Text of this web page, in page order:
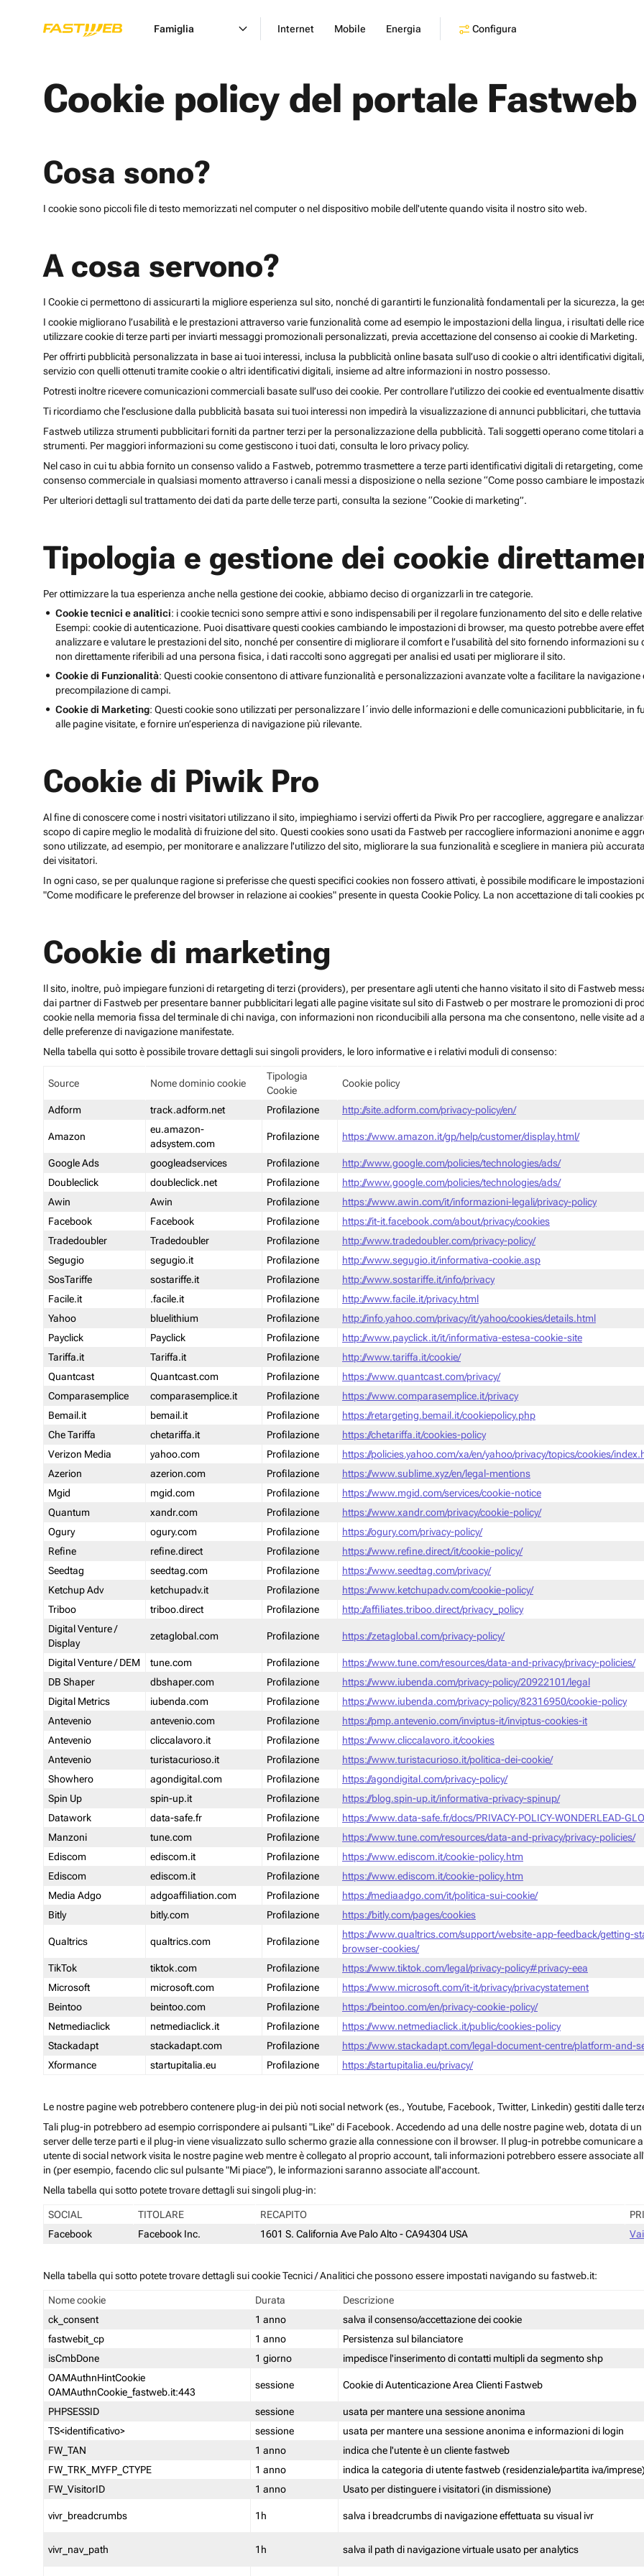
Famiglia Internet Mobile Energia Configura
Cookie policy del portale Fastweb
Cosa sono?
I cookie sono piccoli file di testo memorizzati nel computer o nel dispositivo mobile dell'utente quando visita il nostro sito web.
A cosa servono?
I Cookie ci permettono di assicurarti la migliore esperienza sul sito, nonché di garantirti le funzionalità fondamentali per la sicurezza, la
I cookie migliorano l’usabilità e le prestazioni attraverso varie funzionalità come ad esempio le impostazioni della lingua, i risultati delle
utilizzare cookie di terze parti per inviarti messaggi promozionali personalizzati, previa accettazione del consenso ai cookie di Marketing.
Per offrirti pubblicità personalizzata in base ai tuoi interessi, inclusa la pubblicità online basata sull’uso di cookie o altri identificativi
servizio con quelli ottenuti tramite cookie o altri identificativi digitali, insieme ad altre informazioni in nostro possesso.
Potresti inoltre ricevere comunicazioni commerciali basate sull’uso dei cookie. Per controllare l’utilizzo dei cookie ed eventualmente
Ti ricordiamo che l’esclusione dalla pubblicità basata sui tuoi interessi non impedirà la visualizzazione di annunci pubblicitari, che
Fastweb utilizza strumenti pubblicitari forniti da partner terzi per la personalizzazione della pubblicità. Tali soggetti operano come
strumenti. Per maggiori informazioni su come gestiscono i tuoi dati, consulta le loro privacy policy.
Nel caso in cui tu abbia fornito un consenso valido a Fastweb, potremmo trasmettere a terze parti identificativi digitali di retargeting,
consenso commerciale in qualsiasi momento attraverso i canali messi a disposizione o nella sezione “Come posso cambiare le
Per ulteriori dettagli sul trattamento dei dati da parte delle terze parti, consulta la sezione “Cookie di marketing”.
Tipologia e gestione dei cookie
Per ottimizzare la tua esperienza anche nella gestione dei cookie, abbiamo deciso di organizzarli in tre categorie.
Cookie tecnici e analitici: i cookie tecnici sono sempre attivi e sono indispensabili per il regolare funzionamento del sito e delle
Esempi: cookie di autenticazione. Puoi disattivare questi cookies cambiando le impostazioni di browser, ma questo potrebbe avere
analizzare e valutare le prestazioni del sito, nonché per consentire di migliorare il comfort e l’usabilità del sito fornendo informazioni
non direttamente riferibili ad una persona fisica, i dati raccolti sono aggregati per analisi ed usati per migliorare il sito.
Cookie di Funzionalità: Questi cookie consentono di attivare funzionalità e personalizzazioni avanzate volte a facilitare la
precompilazione di campi.
Cookie di Marketing: Questi cookie sono utilizzati per personalizzare l´invio delle informazioni e delle comunicazioni pubblicitarie, in
alle pagine visitate, e fornire un’esperienza di navigazione più rilevante.
Cookie di Piwik Pro
Al fine di conoscere come i nostri visitatori utilizzano il sito, impieghiamo i servizi offerti da Piwik Pro per raccogliere, aggregare e
scopo di capire meglio le modalità di fruizione del sito. Questi cookies sono usati da Fastweb per raccogliere informazioni anonime e
sono utilizzate, ad esempio, per monitorare e analizzare l'utilizzo del sito, migliorare la sua funzionalità e scegliere in maniera più
dei visitatori.
In ogni caso, se per qualunque ragione si preferisse che questi specifici cookies non fossero attivati, è possibile modificare le
"Come modificare le preferenze del browser in relazione ai cookies" presente in questa Cookie Policy. La non accettazione di tali cookies
Cookie di marketing
Il sito, inoltre, può impiegare funzioni di retargeting di terzi (providers), per presentare agli utenti che hanno visitato il sito di Fastweb
dai partner di Fastweb per presentare banner pubblicitari legati alle pagine visitate sul sito di Fastweb o per mostrare le promozioni di
cookie nella memoria fissa del terminale di chi naviga, con informazioni non riconducibili alla persona ma che consentono, nelle visite
delle preferenze di navigazione manifestate.
Nella tabella qui sotto è possibile trovare dettagli sui singoli providers, le loro informative e i relativi moduli di consenso:
Source Nome dominio cookie
Tipologia
Cookie
Cookie policy
Adform track.adform.net Profilazione http://site.adform.com/privacy-policy/en/
Amazon
eu.amazon-
adsystem.com
Profilazione https://www.amazon.it/gp/help/customer/display.html/
Google Ads googleadservices Profilazione
http://www.google.com/policies/technologies/ads/
Doubleclick
doubleclick.net Profilazione
http://www.google.com/policies/technologies/ads/
Awin
Awin Profilazione
https://www.awin.com/it/informazioni-legali/privacy-policy
Facebook
Facebook Profilazione
https://it-it.facebook.com/about/privacy/cookies
Tradedoubler
Tradedoubler Profilazione
http://www.tradedoubler.com/privacy-policy/
Segugio
segugio.it Profilazione
http://www.segugio.it/informativa-cookie.asp
SosTariffe
sostariffe.it Profilazione
http://www.sostariffe.it/info/privacy
Facile.it
.facile.it Profilazione
http://www.facile.it/privacy.html
Yahoo
bluelithium Profilazione
http://info.yahoo.com/privacy/it/yahoo/cookies/details.html
Payclick
Payclick Profilazione
http://www.payclick.it/it/informativa-estesa-cookie-site
Tariffa.it
Tariffa.it Profilazione
http://www.tariffa.it/cookie/
Quantcast
Quantcast.com Profilazione
https://www.quantcast.com/privacy/
Comparasemplice
comparasemplice.it Profilazione
https://www.comparasemplice.it/privacy
Bemail.it
bemail.it Profilazione
https://retargeting.bemail.it/cookiepolicy.php
Che Tariffa
chetariffa.it Profilazione
https://chetariffa.it/cookies-policy
Verizon Media
yahoo.com Profilazione
https://policies.yahoo.com/xa/en/yahoo/privacy/topics/cookies/
Azerion
azerion.com Profilazione
https://www.sublime.xyz/en/legal-mentions
Mgid
mgid.com Profilazione
https://www.mgid.com/services/cookie-notice
Quantum
xandr.com Profilazione
https://www.xandr.com/privacy/cookie-policy/
Ogury
ogury.com Profilazione
https://ogury.com/privacy-policy/
Refine
refine.direct Profilazione
https://www.refine.direct/it/cookie-policy/
Seedtag
seedtag.com Profilazione
https://www.seedtag.com/privacy/
Ketchup Adv
ketchupadv.it Profilazione
https://www.ketchupadv.com/cookie-policy/
Triboo
triboo.direct Profilazione
http://affiliates.triboo.direct/privacy_policy
Digital Venture /
Display
zetaglobal.com Profilazione https://zetaglobal.com/privacy-policy/
Digital Venture / DEM tune.com Profilazione
https://www.tune.com/resources/data-and-privacy/privacy-policies/
DB Shaper
dbshaper.com Profilazione
https://www.iubenda.com/privacy-policy/20922101/legal
Digital Metrics
iubenda.com Profilazione
https://www.iubenda.com/privacy-policy/82316950/cookie-policy
Antevenio
antevenio.com Profilazione
https://pmp.antevenio.com/inviptus-it/inviptus-cookies-it
Antevenio
cliccalavoro.it Profilazione
https://www.cliccalavoro.it/cookies
Antevenio
turistacurioso.it Profilazione
https://www.turistacurioso.it/politica-dei-cookie/
Showhero
agondigital.com Profilazione
https://agondigital.com/privacy-policy/
Spin Up
spin-up.it Profilazione
https://blog.spin-up.it/informativa-privacy-spinup/
Datawork
data-safe.fr Profilazione
https://www.data-safe.fr/docs/PRIVACY-POLICY-WONDERLEAD-
Manzoni
tune.com Profilazione
https://www.tune.com/resources/data-and-privacy/privacy-policies/
Ediscom
ediscom.it Profilazione
https://www.ediscom.it/cookie-policy.htm
Ediscom
ediscom.it Profilazione
https://www.ediscom.it/cookie-policy.htm
Media Adgo
adgoaffiliation.com Profilazione
https://mediaadgo.com/it/politica-sui-cookie/
Bitly
bitly.com Profilazione https://bitly.com/pages/cookies
Qualtrics qualtrics.com Profilazione
https://www.qualtrics.com/support/website-app-feedback/getting-
browser-cookies/
TikTok
tiktok.com Profilazione
https://www.tiktok.com/legal/privacy-policy#privacy-eea
Microsoft
microsoft.com Profilazione
https://www.microsoft.com/it-it/privacy/privacystatement
Beintoo
beintoo.com Profilazione
https://beintoo.com/en/privacy-cookie-policy/
Netmediaclick
netmediaclick.it Profilazione
https://www.netmediaclick.it/public/cookies-policy
Stackadapt
stackadapt.com Profilazione
https://www.stackadapt.com/legal-document-centre/platform-and-
Xformance
startupitalia.eu Profilazione https://startupitalia.eu/privacy/
Le nostre pagine web potrebbero contenere plug-in dei più noti social network (es., Youtube, Facebook, Twitter, Linkedin) gestiti dalle
Tali plug-in potrebbero ad esempio corrispondere ai pulsanti "Like" di Facebook. Accedendo ad una delle nostre pagine web, dotata di
server delle terze parti e il plug-in viene visualizzato sullo schermo grazie alla connessione con il browser. Il plug-in potrebbe comunicare
utente di social network visita le nostre pagine web mentre è collegato al proprio account, tali informazioni potrebbero essere associate
in (per esempio, facendo clic sul pulsante "Mi piace"), le informazioni saranno associate all'account.
Nella tabella qui sotto potete trovare dettagli sui singoli plug-in:
SOCIAL TITOLARE RECAPITO
Facebook
Facebook Inc. 1601 S. California Ave Palo Alto - CA94304 USA
Nella tabella qui sotto potete trovare dettagli sui cookie Tecnici / Analitici che possono essere impostati navigando su fastweb.it:
Nome cookie Durata
Descrizione
ck_consent
1 anno
salva il consenso/accettazione dei cookie
fastwebit_cp
1 anno
Persistenza sul bilanciatore
isCmbDone
1 giorno
impedisce l'inserimento di contatti multipli da segmento shp
OAMAuthnHintCookie
OAMAuthnCookie_fastweb.it:443
sessione Cookie di Autenticazione Area Clienti Fastweb
PHPSESSID sessione
usata per mantere una sessione anonima
TS<identificativo>
sessione
usata per mantere una sessione anonima e informazioni di login
FW_TAN
1 anno
indica che l'utente è un cliente fastweb
FW_TRK_MYFP_CTYPE
1 anno
indica la categoria di utente fastweb (residenziale/partita iva/
FW_VisitorID
1 anno Usato per distinguere i visitatori (in dismissione)
vivr_breadcrumbs 1h salva i breadcrumbs di navigazione effettuata su visual ivr
vivr_nav_path 1h salva il path di navigazione virtuale usato per analytics